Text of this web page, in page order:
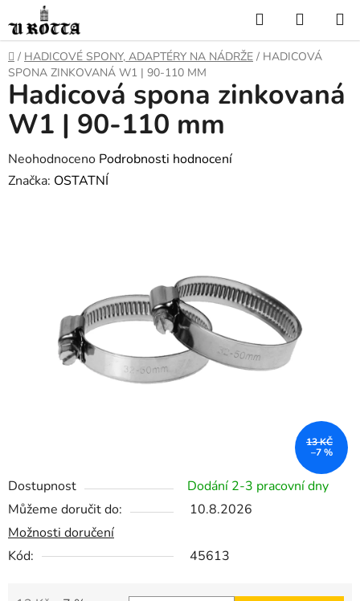
na
obsah
Hledat
KOŠÍK
DOMŮ
/ HADICOVÉ SPONY, ADAPTÉRY NA NÁDRŽE / HADICOVÁ
SPONA ZINKOVANÁ W1 | 90-110 MM
Dostupnost
Dodání 2-3 pracovní dny
Můžeme doručit do:
10.8.2026
Možnosti doručení
Kód:
45613
Hadicová spona zinkovaná
W1 | 90-110 mm
Průměrné
hodnocení
Neohodnoceno Podrobnosti hodnocení
Značka: OSTATNÍ
13 KČ
–7 %